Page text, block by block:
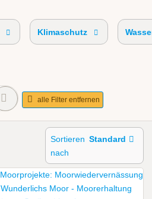
Klimaschutz
alle Filter entfernen
Sortieren
nach
Standard